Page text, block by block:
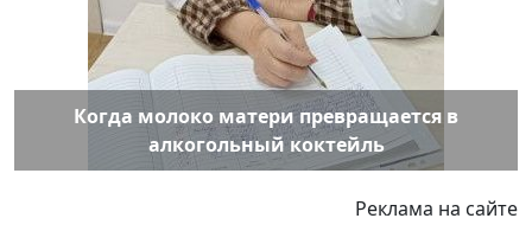
Когда молоко матери превращается в
алкогольный коктейль
Реклама на сайте